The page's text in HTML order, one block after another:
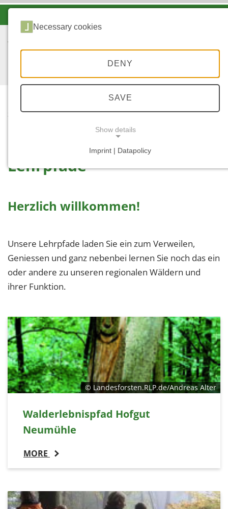
START
...
Lehrpfade
Herzlich willkommen!
Unsere Lehrpfade laden Sie ein zum Verweilen,
Geniessen und ganz nebenbei lernen Sie noch das ein
oder andere zu unseren regionalen Wäldern und
ihrer Funktion.
© Landesforsten.RLP.de/Andreas Alter
Walderlebnispfad Hofgut
Neumühle
MORE
Necessary cookies
DENY
SAVE
Show details
Imprint | Datapolicy